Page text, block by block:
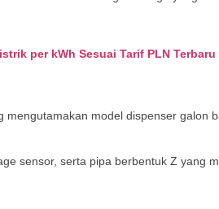
per kWh Sesuai Tarif PLN Terbaru
model dispenser galon
sensor, serta pipa berbentuk Z yang